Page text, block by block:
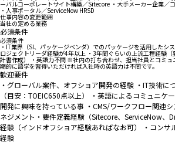
ーバルコーポレートサイト構築／Sitecore ・大手メーカー企業／
・人事ポータル／ServiceNow HRSD
仕事内容の変更範囲
当社の定める業務
必須条件
必須条件
・IT業界（SI、パッケージベンダ）でのパッケージを活用したシ
ロジェクトリーダ経験が4年以上 ・3年間ぐらいの上流工程経験
計書作成） ・英語力不問 ※社内の打ち合わせ、担当社員とコミ
期的に語学を習得いただければ入社時の英語力は不問です。
歓迎要件
・グローバル案件、オフショア開発の経験 ・IT技術に
（目安：TOEIC650点以上） ・英語によるコミュニケ
開発に興味を持っている事 ・CMS/ワークフロー関連
ネジメント・要件定義経験（Sitecore、ServiceNow、
経験（インドオフショア経験あればなお可） ・コンサ
経験